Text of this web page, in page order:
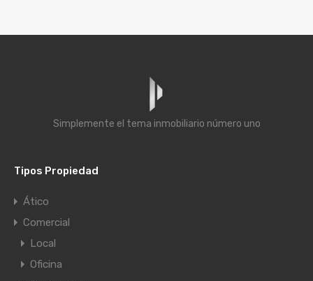
Simplemente el tema inmobiliario número uno
Tipos Propiedad
Ático
Comercial
Local
Oficina